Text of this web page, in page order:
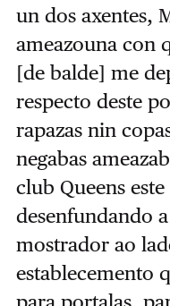
un dos axentes,
ameazouna con
[de balde] me
respecto deste
rapazas nin
negabas
club Queens
desenfundando
mostrador ao
establecemento